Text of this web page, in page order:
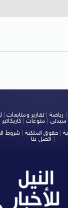
رياضة |تقارير ومتابعات|
سيدتى منوعات كاريكاتير
حقوق الملكية شروط
اتصل بنا